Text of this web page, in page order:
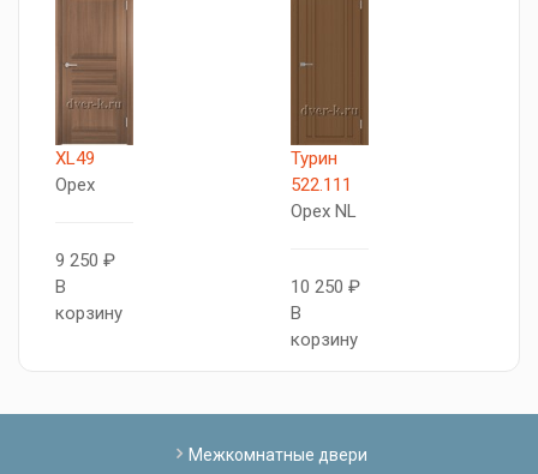
XL49
Орех
9 250 ₽
В
корзину
Турин
522.111
Орех NL
10 250 ₽
В
корзину
Межкомнатные двери